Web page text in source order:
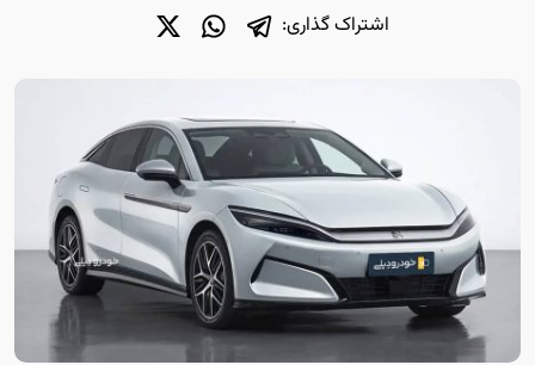
اشتراک گذاری: